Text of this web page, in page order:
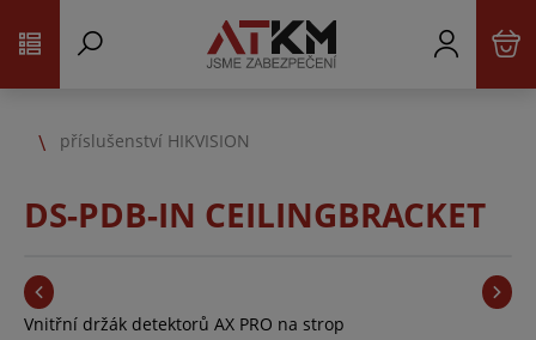
příslušenství HIKVISION
DS-PDB-IN CEILINGBRACKET
Vnitřní držák detektorů AX PRO na strop